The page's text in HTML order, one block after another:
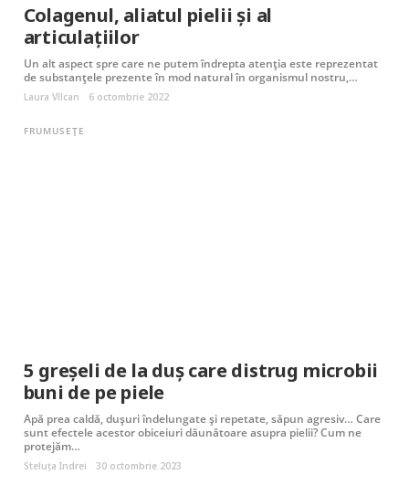
Colagenul, aliatul pielii și al
articulațiilor
Un alt aspect spre care ne putem îndrepta atenția este reprezentat
de substanțele prezente în mod natural în organismul nostru,…
Laura Vîlcan 6 octombrie 2022
FRUMUSEȚE
5 greșeli de la duș care distrug microbii
buni de pe piele
Apă prea caldă, dușuri îndelungate și repetate, săpun agresiv… Care
sunt efectele acestor obiceiuri dăunătoare asupra pielii? Cum ne
protejăm…
Steluța Indrei 30 octombrie 2023